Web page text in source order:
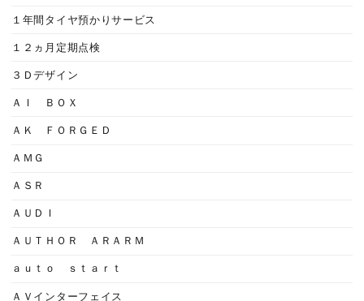
１年間タイヤ預かりサービス
１２ヵ月定期点検
３Ｄデザイン
ＡＩ ＢＯＸ
ＡＫ ＦＯＲＧＥＤ
ＡＭＧ
ＡＳＲ
ＡＵＤＩ
ＡＵＴＨＯＲ ＡＲＡＲＭ
ａｕｔｏ ｓｔａｒｔ
ＡＶインターフェイス